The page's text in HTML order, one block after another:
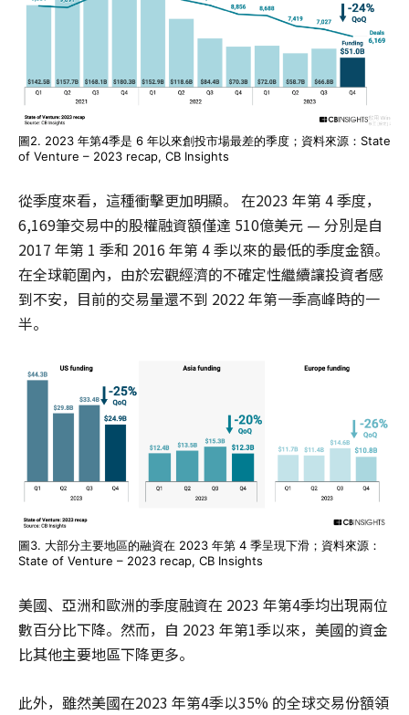
圖2. 2023 年第4季是 6 年以來創投市場最差的季度；資料來源：State
of Venture – 2023 recap, CB Insights
從季度來看，這種衝擊更加明顯。 在2023 年第 4 季度，
6,169筆交易中的股權融資額僅達 510億美元 — 分別是自
2017 年第 1 季和 2016 年第 4 季以來的最低的季度金額。
在全球範圍內，由於宏觀經濟的不確定性繼續讓投資者感
到不安，目前的交易量還不到 2022 年第一季高峰時的一
半。
圖3. 大部分主要地區的融資在 2023 年第 4 季呈現下滑；資料來源：
State of Venture – 2023 recap, CB Insights
美國、亞洲和歐洲的季度融資在 2023 年第4季均出現兩位
數百分比下降。然而，自 2023 年第1季以來，美國的資金
比其他主要地區下降更多。
此外，雖然美國在2023 年第4季以35% 的全球交易份額領